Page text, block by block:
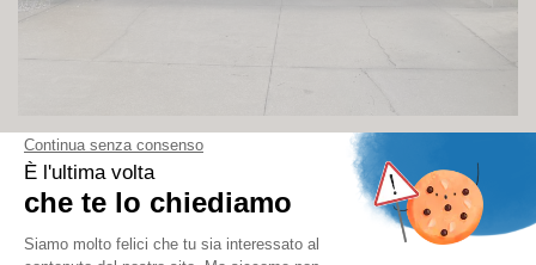
27/09/2024
Come si installano le cinghie sul
FlowStop?